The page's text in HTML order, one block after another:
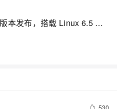
优麒麟开源操作系统 23.10 版本发布，搭载 Linux 6.5 内核
530